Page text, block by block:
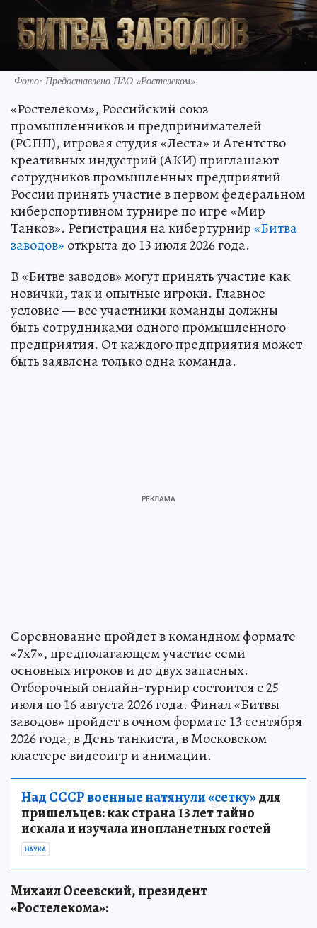
Фото: Предоставлено ПАО «Ростелеком»
«Ростелеком», Российский союз
промышленников и предпринимателей
(РСПП), игровая студия «Леста» и Агентство
креативных индустрий (АКИ) приглашают
сотрудников промышленных предприятий
России принять участие в первом федеральном
киберспортивном турнире по игре «Мир
Танков». Регистрация на кибертурнир«Битва
заводов» открыта до 13 июля 2026 года.
В «Битве заводов» могут принять участие как
новички, так и опытные игроки. Главное
условие — все участники команды должны
быть сотрудниками одного промышленного
предприятия. От каждого предприятия может
быть заявлена только одна команда.
Соревнование пройдет в командном формате
«7х7», предполагающем участие семи
основных игроков и до двух запасных.
Отборочный онлайн-турнир состоится с 25
июля по 16 августа 2026 года. Финал «Битвы
заводов» пройдет в очном формате 13 сентября
2026 года, в День танкиста, в Московском
кластере видеоигр и анимации.
Над СССР военные натянули «сетку»для
пришельцев: как страна 13 лет тайно
искала и изучала инопланетных гостей
НАУКА
Михаил Осеевский, президент
«Ростелекома»: